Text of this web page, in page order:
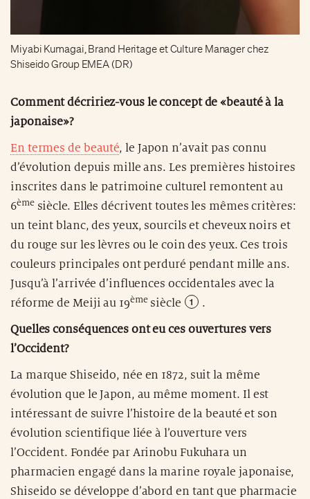
Miyabi Kumagai, Brand Heritage et Culture Manager chez
Shiseido Group EMEA (DR)
Comment décririez-vous le concept de «beauté à la
japonaise»?
En termes de beauté, le Japon n’avait pas connu
d’évolution depuis mille ans. Les premières histoires
inscrites dans le patrimoine culturel remontent au
6èmesiècle. Elles décrivent toutes les mêmes critères:
un teint blanc, des yeux, sourcils et cheveux noirs et
du rouge sur les lèvres ou le coin des yeux. Ces trois
couleurs principales ont perduré pendant mille ans.
Jusqu’à l’arrivée d’influences occidentales avec la
réforme de Meiji au 19èmesiècle .
Quelles conséquences ont eu ces ouvertures vers
l’Occident?
La marque Shiseido, née en 1872, suit la même
évolution que le Japon, au même moment. Il est
intéressant de suivre l’histoire de la beauté et son
évolution scientifique liée à l’ouverture vers
l’Occident. Fondée par Arinobu Fukuhara un
pharmacien engagé dans la marine royale japonaise,
Shiseido se développe d’abord en tant que pharmacie